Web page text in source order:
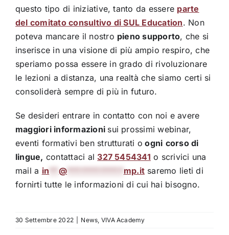
questo tipo di iniziative, tanto da essere parte
del comitato consultivo di SUL Education. Non
poteva mancare il nostro pieno supporto, che si
inserisce in una visione di più ampio respiro, che
speriamo possa essere in grado di rivoluzionare
le lezioni a distanza, una realtà che siamo certi si
consoliderà sempre di più in futuro.
Se desideri entrare in contatto con noi e avere
maggiori informazioni sui prossimi webinar,
eventi formativi ben strutturati o ogni corso di
lingue, contattaci al 327 5454341 o scrivici una
mail a in @************ mp.it saremo lieti di
fornirti tutte le informazioni di cui hai bisogno.
30 Settembre 2022 News VIVA Academy